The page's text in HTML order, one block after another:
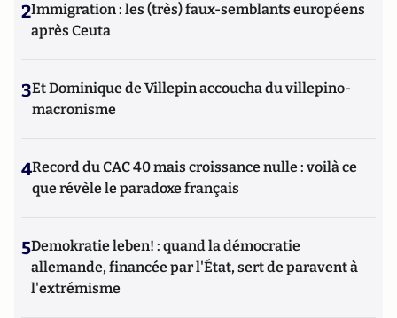
2Immigration : les (très) faux-semblants européens
après Ceuta
3Et Dominique de Villepin accoucha du villepino-
macronisme
4Record du CAC 40 mais croissance nulle : voilà ce
que révèle le paradoxe français
5Demokratie leben! : quand la démocratie
allemande, financée par l'État, sert de paravent à
l'extrémisme